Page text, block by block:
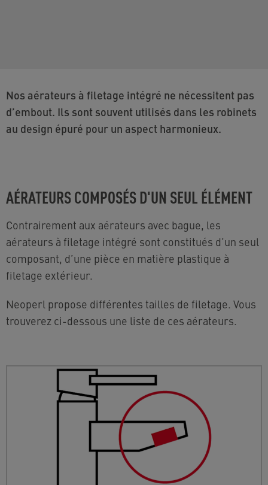
Nos aérateurs à filetage intégré ne nécessitent pas
d’embout. Ils sont souvent utilisés dans les robinets
au design épuré pour un aspect harmonieux.
AÉRATEURS COMPOSÉS D'UN SEUL ÉLÉMENT
Contrairement aux aérateurs avec bague, les
aérateurs à filetage intégré sont constitués d’un seul
composant, d’une pièce en matière plastique à
filetage extérieur.
Neoperl propose différentes tailles de filetage. Vous
trouverez ci-dessous une liste de ces aérateurs.